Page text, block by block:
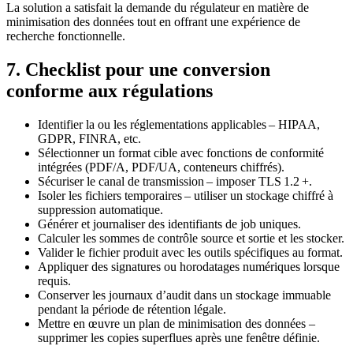
La solution a satisfait la demande du régulateur en matière de
minimisation des données tout en offrant une expérience de
recherche fonctionnelle.
7. Checklist pour une conversion
conforme aux régulations
Identifier la ou les réglementations applicables– HIPAA,
GDPR, FINRA, etc.
Sélectionner un format cible avec fonctions de conformité
intégrées (PDF/A, PDF/UA, conteneurs chiffrés).
Sécuriser le canal de transmission – imposer TLS 1.2 +.
Isoler les fichiers temporaires– utiliser un stockage chiffré à
suppression automatique.
Générer et journaliser des identifiants de job uniques.
Calculer les sommes de contrôle source et sortie et les stocker.
Valider le fichier produit avec les outils spécifiques au format.
Appliquer des signatures ou horodatages numériques lorsque
requis.
Conserver les journaux d’audit dans un stockage immuable
pendant la période de rétention légale.
Mettre en œuvre un plan de minimisation des données –
supprimer les copies superflues après une fenêtre définie.